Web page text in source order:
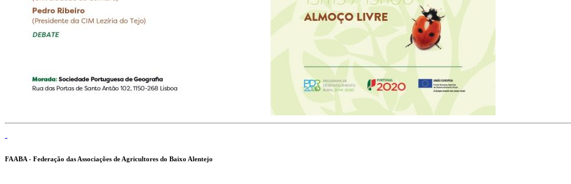
FAABA - Federação das Associações de Agricultores do Baixo Alentejo